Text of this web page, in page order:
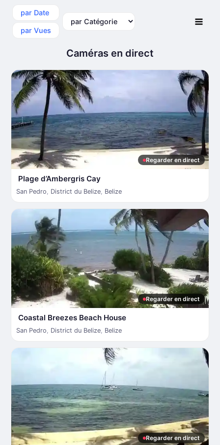
par Date
par Vues
Caméras en direct
Regarder en direct
Plage d’Ambergris Cay
San Pedro, District du Belize, Belize
Regarder en direct
Coastal Breezes Beach House
San Pedro, District du Belize, Belize
Regarder en direct